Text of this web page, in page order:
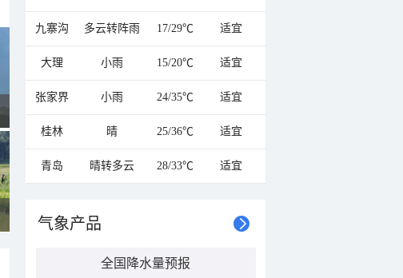
九寨沟 多云转阵雨 17/29℃ 适宜
大理 小雨 15/20℃ 适宜
张家界 小雨 24/35℃ 适宜
桂林 晴 25/36℃ 适宜
青岛 晴转多云 28/33℃ 适宜
气象产品
全国降水量预报